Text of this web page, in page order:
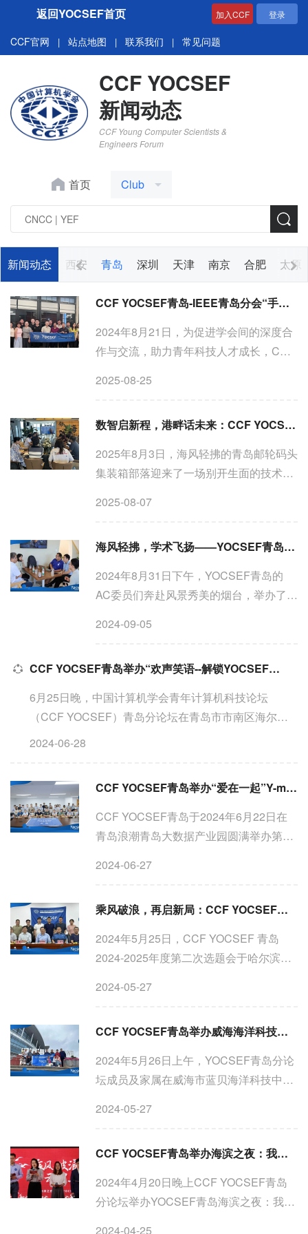
返回YOCSEF首页 加入CCF 登录
CCF官网 | 站点地图 | 联系我们 | 常见问题
CCF YOCSEF
新闻动态
CCF Young Computer Scientists &
Engineers Forum
首页 Club
新闻动态
州 大连 西安 青岛 深圳 天津 南京 合肥 太原
CCF YOCSEF青岛-IEEE青岛分会“手牵手”Club活动举办
2024年8月21日，为促进学会间的深度合
作与交流，助力青年科技人才成长，CCF
青岛分会“手牵手”Club活动。此次活动是
二场，由YOCSEF青岛...
2025-08-25
数智启新程，港畔话未来：CCF YOCSEF青岛—英伟达“手牵手”Club活动举办
2025年8月3日，海风轻拂的青岛邮轮码头
集装箱部落迎来了一场别开生面的技术交
智能计算领导者英伟达(NVIDIA)联合举办
活动是CCF YOCSEF...
2025-08-07
海风轻拂，学术飞扬——YOCSEF青岛滨海咖啡CLUB
2024年8月31日下午，YOCSEF青岛的
AC委员们奔赴风景秀美的烟台，举办了一
活动由YOCSEF青岛AC委员于海滨与
席，旨在为青年学者提供一个轻松愉悦...
2024-09-05
CCF YOCSEF青岛举办“欢声笑语--解锁YOCSEFer的超能力”Club
6月25日晚，中国计算机学会青年计算机科技论坛
（CCF YOCSEF）青岛分论坛在青岛市市南区海尔洲
际酒店举办了“欢声笑语--解锁YOCSEFer的超能力”Club
2024-06-28
CCF YOCSEF青岛举办“爱在一起”Y-me Club
CCF YOCSEF青岛于2024年6月22日在
青岛浪潮青岛大数据产业园圆满举办第三
计算机学会青年计算机科技论坛YOCSEF
YOCSEF以“承担社会责任、提...
2024-06-27
乘风破浪，再启新局：CCF YOCSEF青岛举办2024-2025年度选题会
2024年5月25日，CCF YOCSEF 青岛
2024-2025年度第二次选题会于哈尔滨工
启后，精心梳理本年度活动核心品牌脉
年度YOCSEF青岛“登山望...
2024-05-27
CCF YOCSEF青岛举办威海海洋科技馆亲子Club
2024年5月26日上午，YOCSEF青岛分论
坛成员及家属在威海市蓝贝海洋科技中心
动由 YOCSEF青岛学术秘书李春山和
席。 活动在欢...
2024-05-27
CCF YOCSEF青岛举办海滨之夜：我与YOCSEF Club
2024年4月20日晚上CCF YOCSEF青岛
分论坛举办YOCSEF青岛海滨之夜：我与
2024-04-25